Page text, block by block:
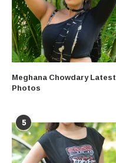
Meghana Chowdary Latest
Photos
5